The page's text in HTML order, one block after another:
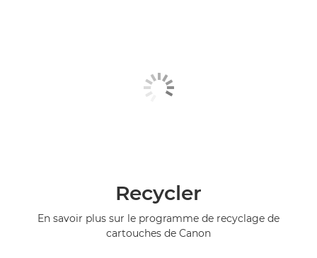
Recycler
En savoir plus sur le programme de recyclage de
cartouches de Canon